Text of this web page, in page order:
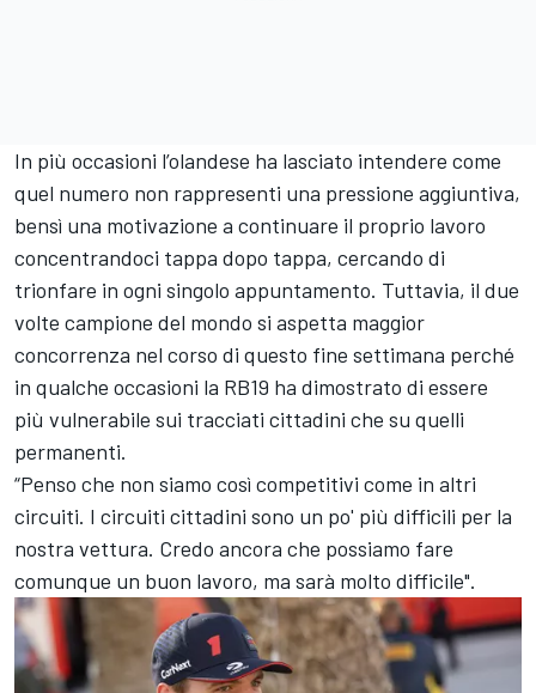
In più occasioni l’olandese ha lasciato intendere come
quel numero non rappresenti una pressione aggiuntiva,
bensì una motivazione a continuare il proprio lavoro
concentrandoci tappa dopo tappa, cercando di
trionfare in ogni singolo appuntamento. Tuttavia, il due
volte campione del mondo si aspetta maggior
concorrenza nel corso di questo fine settimana perché
in qualche occasioni la RB19 ha dimostrato di essere
più vulnerabile sui tracciati cittadini che su quelli
permanenti.
“Penso che non siamo così competitivi come in altri
circuiti. I circuiti cittadini sono un po' più difficili per la
nostra vettura. Credo ancora che possiamo fare
comunque un buon lavoro, ma sarà molto difficile".